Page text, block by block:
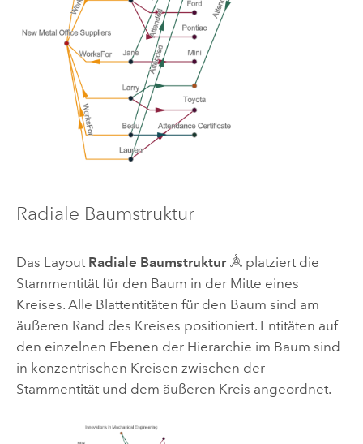
Radiale Baumstruktur
Das Layout Radiale Baumstruktur
platziert die
Stammentität für den Baum in der Mitte eines
Kreises. Alle Blattentitäten für den Baum sind am
äußeren Rand des Kreises positioniert. Entitäten auf
den einzelnen Ebenen der Hierarchie im Baum sind
in konzentrischen Kreisen zwischen der
Stammentität und dem äußeren Kreis angeordnet.